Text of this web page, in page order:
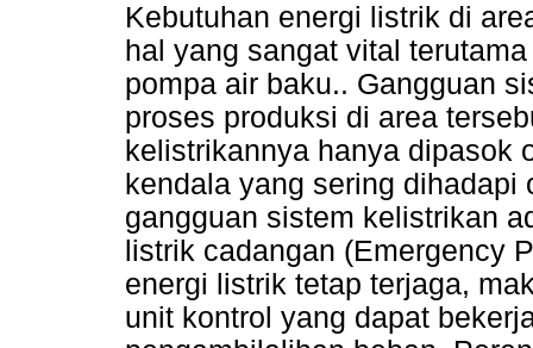
Kebutuhan energi listrik di
hal yang sangat vital
pompa air baku.. Gangguan
proses produksi di area
kelistrikannya hanya dipasok
kendala yang sering
gangguan sistem kelistrikan
listrik cadangan (Emergency
energi listrik tetap terjaga,
unit kontrol yang dapat